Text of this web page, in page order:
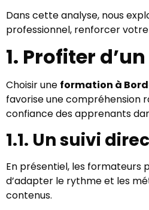
Dans cette analyse, nous
professionnel, renforcer
1. Profiter
Choisir une formation à
favorise une compréhension
confiance des apprenants
1.1. Un suivi
En présentiel, les formateurs
d’adapter le rythme et les
contenus.